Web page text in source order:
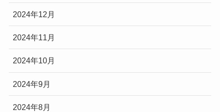
2024年12月
2024年11月
2024年10月
2024年9月
2024年8月